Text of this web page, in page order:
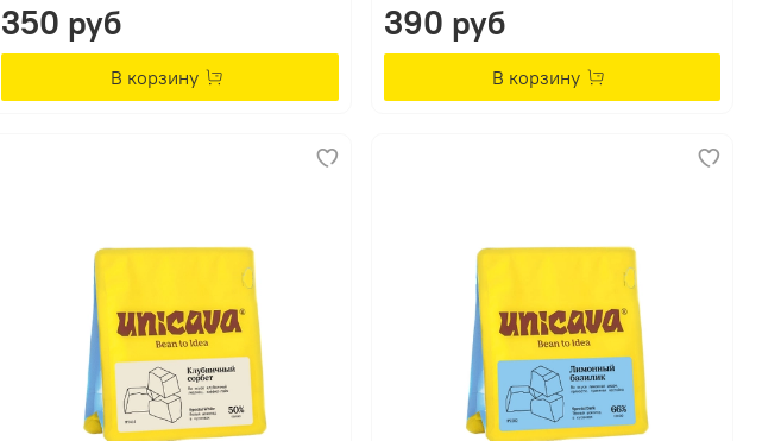
350 руб
В корзину
390 руб
В корзину